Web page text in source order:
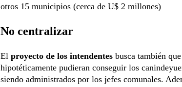
otros 15 municipios (cerca de U$ 2 millones)
No centralizar
El proyecto de los intendentes busca también
hipotéticamente pudieran conseguir los
siendo administrados por los jefes comunales.